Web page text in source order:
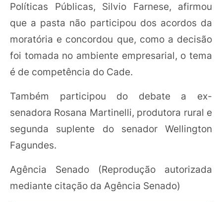
Políticas Públicas, Silvio Farnese, afirmou
que a pasta não participou dos acordos da
moratória e concordou que, como a decisão
foi tomada no ambiente empresarial, o tema
é de competência do Cade.
Também participou do debate a ex-
senadora Rosana Martinelli, produtora rural e
segunda suplente do senador Wellington
Fagundes.
Agência Senado (Reprodução autorizada
mediante citação da Agência Senado)